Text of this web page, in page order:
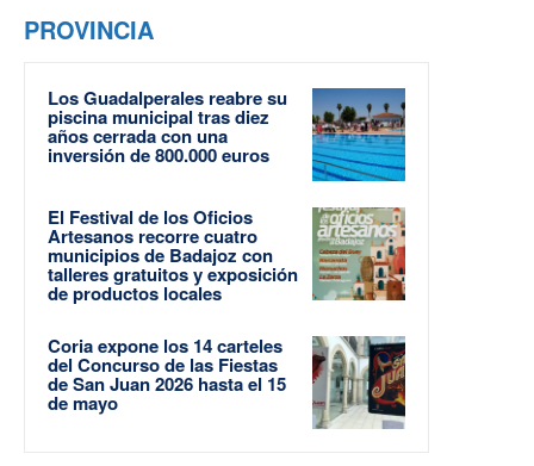
PROVINCIA
Los Guadalperales reabre su
piscina municipal tras diez
años cerrada con una
inversión de 800.000 euros
El Festival de los Oficios
Artesanos recorre cuatro
municipios de Badajoz con
talleres gratuitos y exposición
de productos locales
Coria expone los 14 carteles
del Concurso de las Fiestas
de San Juan 2026 hasta el 15
de mayo